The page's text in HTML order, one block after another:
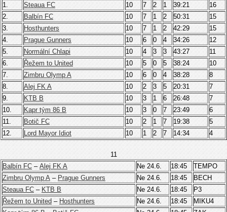
1. Steaua FC 10 7 2 1 39:21
16
2.
Balbín FC 10 7 1 2 50:31
15
3.
Hosthunters 10 7 1 2 42:29
15
4.
Prague Gunners 10 6 0 4 34:26
12
5.
Normální Chlapi 10 4 3 3 43:27
11
6.
Řežem to United 10 5 0 5 38:24
10
7.
Zimbru Olymp A 10 6 0 4 38:28
8
8.
Alej FK A 10 2 3 5 20:31
7
9.
KTB B 10 3 1 6 26:48
7
10.
Kapr tým 86 B 10 3 0 7 23:49
6
11.
Botič FC 10 2 1 7 19:38
5
12.
Lord Mayor Idiot 10 1 2 7 14:34 4
11
Balbín FC – Alej FK A Ne 24.6. 18:45
TEMPO
Zimbru Olymp A – Prague Gunners Ne 24.6. 18:45
BECH
Steaua FC – KTB B Ne 24.6. 18:45
P3
Řežem to United – Hosthunters Ne 24.6. 18:45
MIKU4